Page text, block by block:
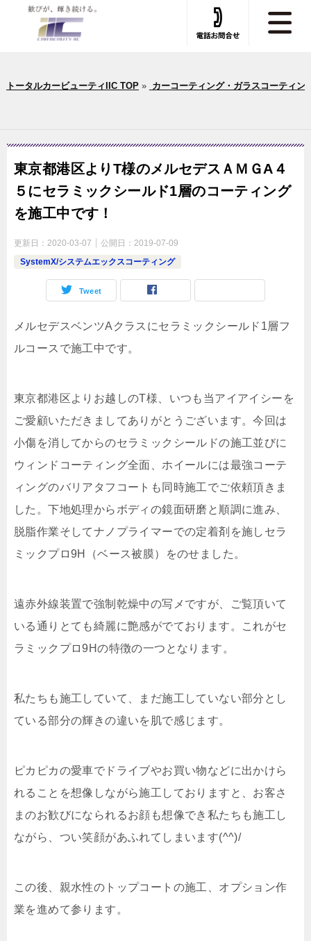
トータルカービューティIIC TOP» カーコーティング・ガラスコーティン
東京都港区よりT様のメルセデスＡＭＧA４
５にセラミックシールド1層のコーティング
を施工中です！
更新日： 2020-03-07 公開日： 2019-07-09
SystemX/システムエックスコーティング
Tweet
メルセデスベンツAクラスにセラミックシールド1層フ
ルコースで施工中です。
東京都港区よりお越しのT様、いつも当アイアイシーを
ご愛顧いただきましてありがとうございます。今回は
小傷を消してからのセラミックシールドの施工並びに
ウィンドコーティング全面、ホイールには最強コーテ
ィングのバリアタフコートも同時施工でご依頼頂きま
した。下地処理からボディの鏡面研磨と順調に進み、
脱脂作業そしてナノプライマーでの定着剤を施しセラ
ミックプロ9H（ベース被膜）をのせました。
遠赤外線装置で強制乾燥中の写メですが、ご覧頂いて
いる通りとても綺麗に艶感がでております。これがセ
ラミックプロ9Hの特徴の一つとなります。
私たちも施工していて、まだ施工していない部分とし
ている部分の輝きの違いを肌で感じます。
ピカピカの愛車でドライブやお買い物などに出かけら
れることを想像しながら施工しておりますと、お客さ
まのお歓びになられるお顔も想像でき私たちも施工し
ながら、つい笑顔があふれてしまいます(^^)/
この後、親水性のトップコートの施工、オプション作
業を進めて参ります。